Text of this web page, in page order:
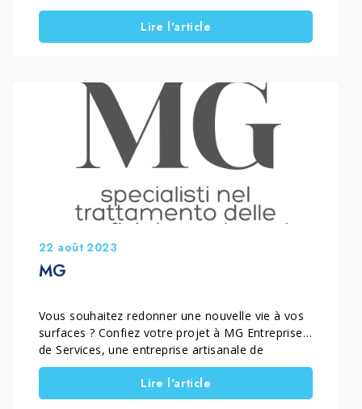
nettoyage et la récupération des surfaces en
grès cérame est l’une des compétences
principales de l’entreprise. Grâce à leur
sa beauté […]
Lire l'article
22 août 2023
MG
Vous souhaitez redonner une nouvelle vie à vos
surfaces ? Confiez votre projet à MG Entreprise
de Services, une entreprise artisanale de
confiance qui intervient dans toute l’Italie
centrale, avec une forte présence en Toscane,
Italie, en proposant des services professionnels
Lire l'article